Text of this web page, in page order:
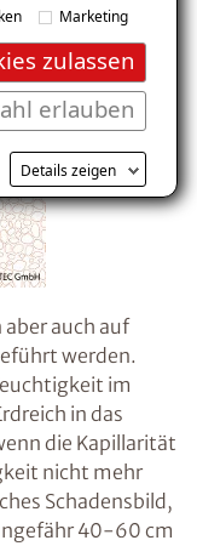
Marketing
zulassen
erlauben
Details zeigen
auch auf
werden.
im
in das
die Kapillarität
nicht mehr
Schadensbild,
40-60 cm
Newsletter.